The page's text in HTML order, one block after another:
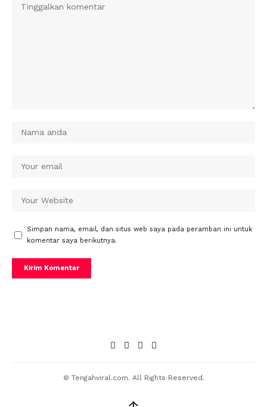
Simpan nama, email, dan situs web saya pada peramban ini untuk
komentar saya berikutnya.
© Tengahviral.com. All Rights Reserved.